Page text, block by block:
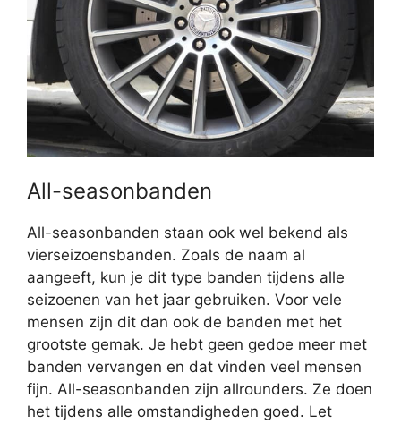
All-seasonbanden
All-seasonbanden staan ook wel bekend als
vierseizoensbanden. Zoals de naam al
aangeeft, kun je dit type banden tijdens alle
seizoenen van het jaar gebruiken. Voor vele
mensen zijn dit dan ook de banden met het
grootste gemak. Je hebt geen gedoe meer met
banden vervangen en dat vinden veel mensen
fijn. All-seasonbanden zijn allrounders. Ze doen
het tijdens alle omstandigheden goed. Let